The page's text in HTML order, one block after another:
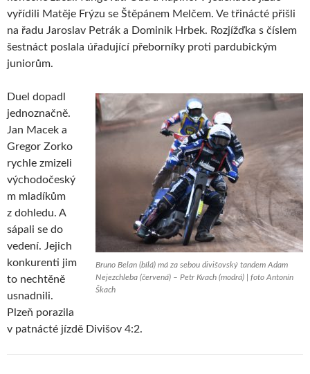
vyřídili Matěje Frýzu se Štěpánem Melčem. Ve třinácté přišli
na řadu Jaroslav Petrák a Dominik Hrbek. Rozjížďka s číslem
šestnáct poslala úřadující přeborníky proti pardubickým
juniorům.
Bruno Belan (bílá) má za sebou divišovský tandem Adam
Nejezchleba (červená) – Petr Kvach (modrá) | foto Antonín
Škach
Duel dopadl
jednoznačně.
Jan Macek a
Gregor Zorko
rychle zmizeli
východočeský
m mladíkům
z dohledu. A
sápali se do
vedení. Jejich
konkurenti jim
to nechtěně
usnadnili.
Plzeň porazila
v patnácté jízdě Divišov 4:2.